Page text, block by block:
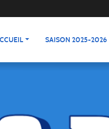
SAISON 2025-2026